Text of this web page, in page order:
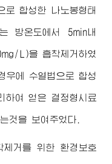
로 합성한 나노봉형태
방온도에서 5min내
L)을 흡착제거하였
우에 수열법으로 합성
하여 얻은 결정형시료
것을 보여주었다.
제거를 위한 환경보호